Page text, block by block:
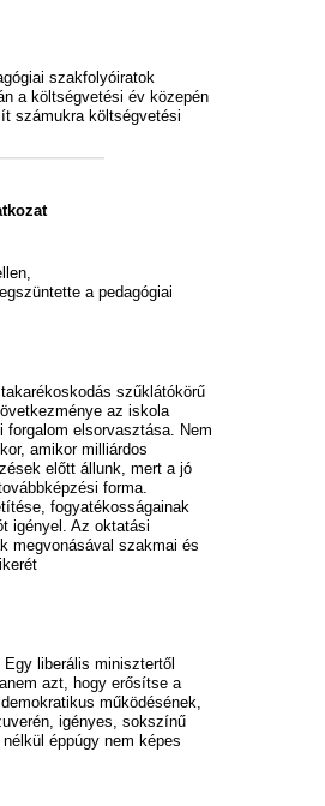
szakfolyóiratok
a költségvetési év közepén
számukra költségvetési
a pedagógiai
szűklátókörű
az iskola
forgalom elsorvasztása. Nem
amikor milliárdos
előtt állunk, mert a jó
forma.
fogyatékosságainak
igényel. Az oktatási
megvonásával szakmai és
liberális minisztertől
azt, hogy erősítse a
működésének,
igényes, sokszínű
éppúgy nem képes